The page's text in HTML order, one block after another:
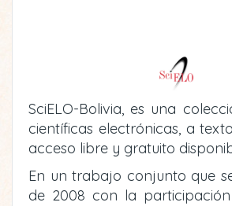
SciELO-Bolivia, es una
científicas electrónicas, a
acceso libre y gratuito
En un trabajo conjunto que
de 2008 con la